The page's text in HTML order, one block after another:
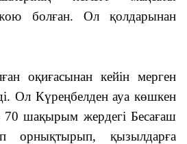
болған. Ол қолдарынан
оқиғасынан кейін мерген
Ол Күреңбелден ауа көшкен
шақырым жердегі Бесағаш
орнықтырып, қызылдарға